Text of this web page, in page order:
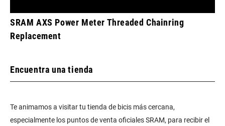
SRAM AXS Power Meter Threaded Chainring
Replacement
Encuentra una tienda
Te animamos a visitar tu tienda de bicis más cercana,
especialmente los puntos de venta oficiales SRAM, para recibir el